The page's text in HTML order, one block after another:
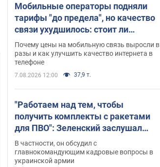
Мобильные операторы подняли
тарифы "до предела", но качество
связи ухудшилось: стоит ли
жаловаться на цены
Почему цены на мобильную связь выросли в
разы и как улучшить качество интернета в
телефоне
7.08.2026 12:00 37,9 т.
"Работаем над тем, чтобы
получить комплекты с ракетами
для ПВО": Зеленский заслушал
доклад Драпатого и объявил о
новых мерах
В частности, он обсудил с
главнокомандующим кадровые вопросы в
украинской армии